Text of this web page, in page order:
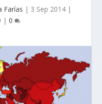
Farías | 3 Sep 2014 |
| 0